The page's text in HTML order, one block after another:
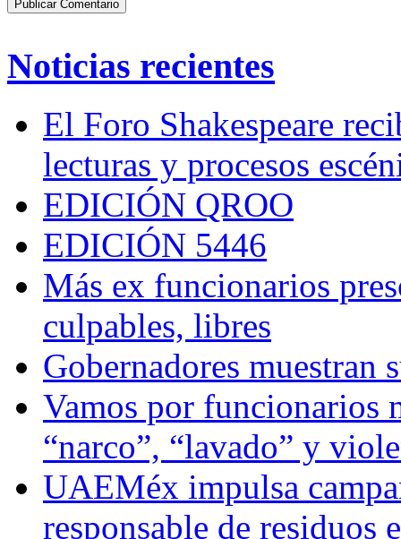
Noticias recientes
El Foro Shakespeare
lecturas y procesos
EDICIÓN QROO
EDICIÓN 5446
Más ex funcionarios
culpables, libres
Gobernadores muestran
Vamos por funcionarios
“narco”, “lavado” y
UAEMéx impulsa
responsable de residuos